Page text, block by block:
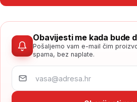
Obavijesti me kada bude
Pošaljemo vam e-mail čim
spama, bez naplate.